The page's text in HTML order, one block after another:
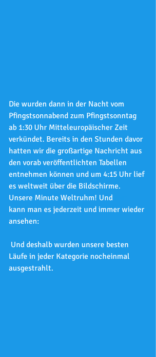
Die wurden dann in der Nacht vom
Pfingstsonnabend zum Pfingstsonntag
ab 1:30 Uhr Mitteleuropäischer Zeit
verkündet. Bereits in den Stunden davor
hatten wir die großartige Nachricht aus
den vorab veröffentlichten Tabellen
entnehmen können und um 4:15 Uhr lief
es weltweit über die Bildschirme.
Unsere Minute Weltruhm! Und
kann man es jederzeit und immer wieder
ansehen:
Läufe in jeder Kategorie nocheinmal
ausgestrahlt.